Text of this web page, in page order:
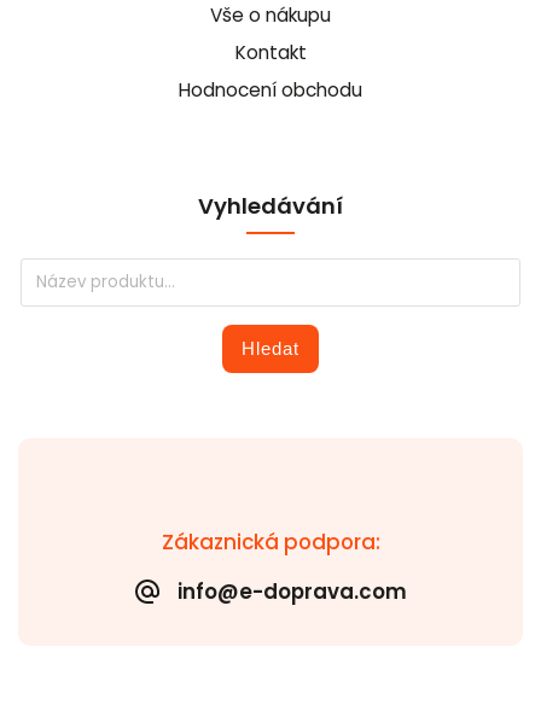
Zákaznická podpora:
info@e-doprava.com
Vše o nákupu
Kontakt
Hodnocení obchodu
Vyhledávání
Hledat